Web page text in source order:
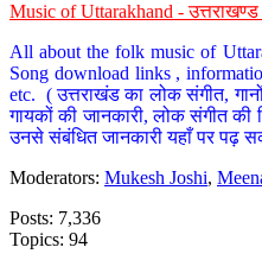
Music of Uttarakhand -
All about the folk music of
Song download links ,
etc. ( उत्तराखंड का लोक संगीत,
गायकों की जानकारी, लोक संगीत की
उनसे संबंधित जानकारी यहाँ पर पढ़
Moderators: Mukesh Joshi,
Posts: 7,336
Topics: 94